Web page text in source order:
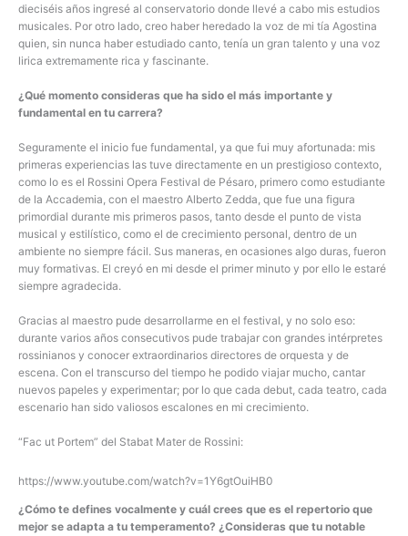
dieciséis años ingresé al conservatorio donde llevé a cabo mis estudios
musicales. Por otro lado, creo haber heredado la voz de mi tía Agostina
quien, sin nunca haber estudiado canto, tenía un gran talento y una voz
lirica extremamente rica y fascinante.
¿Qué momento consideras que ha sido el más importante y
fundamental en tu carrera?
Seguramente el inicio fue fundamental, ya que fui muy afortunada: mis
primeras experiencias las tuve directamente en un prestigioso contexto,
como lo es el Rossini Opera Festival de Pésaro, primero como estudiante
de la Accademia, con el maestro Alberto Zedda, que fue una figura
primordial durante mis primeros pasos, tanto desde el punto de vista
musical y estilístico, como el de crecimiento personal, dentro de un
ambiente no siempre fácil. Sus maneras, en ocasiones algo duras, fueron
muy formativas. El creyó en mi desde el primer minuto y por ello le estaré
siempre agradecida.
Gracias al maestro pude desarrollarme en el festival, y no solo eso:
durante varios años consecutivos pude trabajar con grandes intérpretes
rossinianos y conocer extraordinarios directores de orquesta y de
escena. Con el transcurso del tiempo he podido viajar mucho, cantar
nuevos papeles y experimentar; por lo que cada debut, cada teatro, cada
escenario han sido valiosos escalones en mi crecimiento.
“Fac ut Portem” del Stabat Mater de Rossini:
https://www.youtube.com/watch?v=1Y6gtOuiHB0
¿Cómo te defines vocalmente y cuál crees que es el repertorio que
mejor se adapta a tu temperamento? ¿Consideras que tu notable